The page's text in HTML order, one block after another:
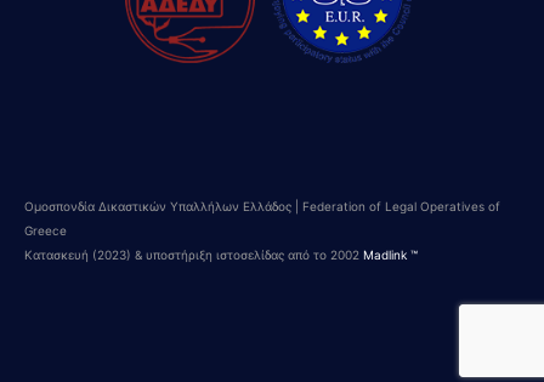
Ομοσπονδία Δικαστικών Υπαλλήλων Ελλάδος | Federation of Legal Operatives of
Greece
Κατασκευή (2023) & υποστήριξη ιστοσελίδας από το 2002 Madlink ™